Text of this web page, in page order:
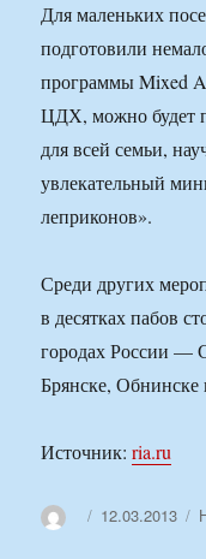
Для маленьких
подготовили
программы Mixed
ЦДХ, можно будет
для всей семьи,
увлекательный
леприконов».
Среди других
в десятках пабов
городах России —
Брянске, Обнинске
Источник:ria.ru
АвторОпубликовано
12.03.2013